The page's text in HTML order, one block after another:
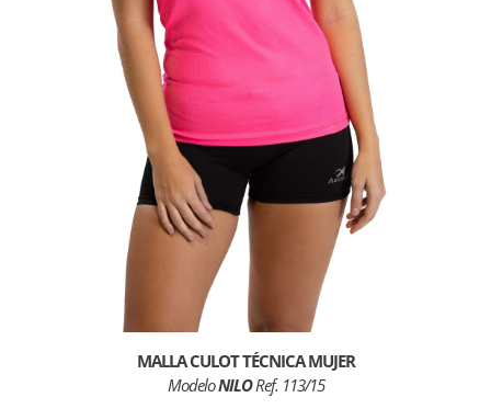
MALLA CULOT TÉCNICA MUJER
ModeloNILORef. 113/15